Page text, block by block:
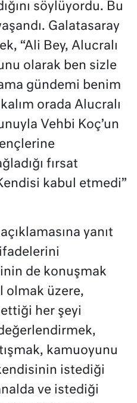
söylüyordu. Bu
Galatasaray
“Ali Bey, Alucralı
olarak ben sizle
gündemi benim
orada Alucralı
Vehbi Koç’un
fırsat
kabul etmedi”
yanıt
de konuşmak
olmak üzere,
her şeyi
kamuoyunu
istediği
ve istediği